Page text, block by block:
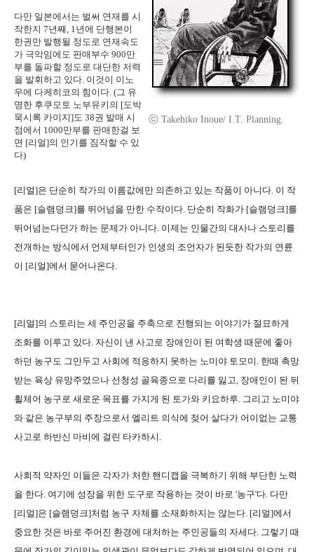
ⓒ Takehiko Inoue/ I.T. Planning.
다만 일본에서는 벌써 연재를 시
작한지 7년째, 1년에 단행본이
한권만 발행될 정도로 연재속도
가 극악임에도 판매부수 900만
부를 돌파할 정도로 대단한 저력
을 발휘하고 있다. 이것이 이노
우에 다케히코의 힘이다. (그 유
명한 후쿠모토 노부유키의 [도박
묵시록 카이지]도 38권 발매 시
점에서 1000만부를 판매한걸 보
면 [리얼]의 인기를 짐작할 수 있
다)
[리얼]은 단순히 작가의 이름값에만 의존하고 있는 작품이 아니다. 이 작
품은 [슬램덩크]를 뛰어넘을 만한 수작이다. 단순히 작화가 [슬램덩크]를
뛰어넘는다던가 하는 문제가 아니다. 이제는 인물간의 대사나 스토리를
전개하는 방식에서 언제부터인가 인생의 조언자가 된듯한 작가의 연륜
이 [리얼]에서 묻어나온다.
[리얼]의 스토리는 세 주인공을 주축으로 진행되는 이야기가 절묘하게
조화를 이루고 있다. 자신이 낸 사고로 장애인이 된 여학생 때문에 좋아
하던 농구도 그만두고 사회에 적응하지 못하는 노미야 토모미. 한때 촉망
받는 육상 유망주였으나 선청성 골육종으로 다리를 잃고, 장애인이 된 뒤
휠체어 농구로 새로운 목표를 가지게 된 토가와 키요하루. 그리고 노미야
와 같은 농구부의 주장으로서 엘리트 의식에 젖어 살다가 어이없는 교통
사고로 하반신 마비에 걸린 타카하시.
사회적 약자인 이들은 각자가 처한 핸디캡을 극복하기 위해 부단한 노력
을 한다. 여기에 성장을 위한 도구로 작용하는 것이 바로 '농구'다. 다만
[리얼]은 [슬램덩크]처럼 농구 자체를 소재화하지는 않는다. [리얼]에서
중요한 것은 바로 주어진 환경에 대처하는 주인공들의 자세다. 그렇기 때